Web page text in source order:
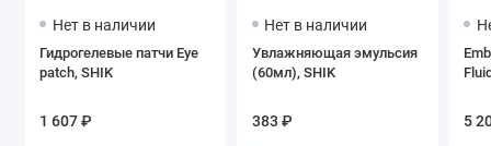
Нет в наличии
Гидрогелевые патчи Eye
patch, SHIK
1 607 ₽
Нет в наличии
Увлажняющая эмульсия
(60мл), SHIK
383 ₽ 5